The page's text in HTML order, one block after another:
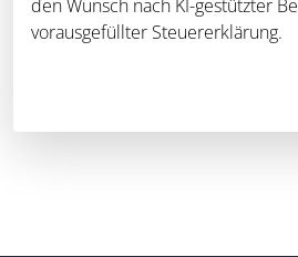
den Wunsch nach KI-gestützter
vorausgefüllter Steuererklärung.